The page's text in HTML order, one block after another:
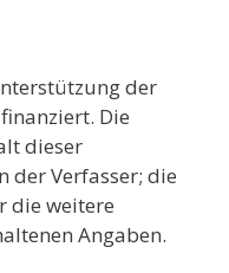
der
Die
dieser
der Verfasser; die
die weitere
Angaben.